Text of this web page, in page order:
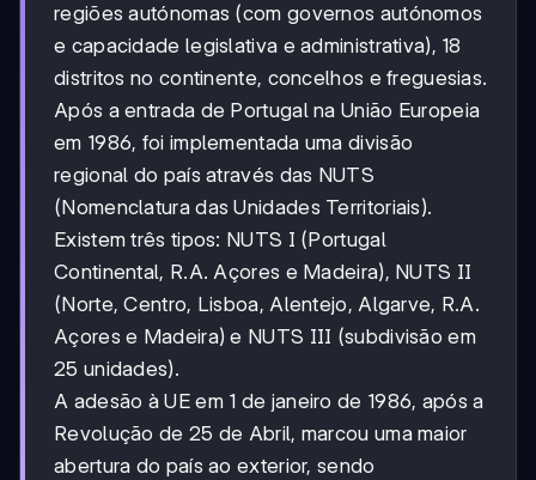
regiões autónomas (com governos autónomos
e capacidade legislativa e administrativa), 18
distritos no continente, concelhos e freguesias.
Após a entrada de Portugal na União Europeia
em 1986, foi implementada uma divisão
regional do país através das NUTS
(Nomenclatura das Unidades Territoriais).
Existem três tipos: NUTS I (Portugal
Continental, R.A. Açores e Madeira), NUTS II
(Norte, Centro, Lisboa, Alentejo, Algarve, R.A.
Açores e Madeira) e NUTS III (subdivisão em
25 unidades).
A adesão à UE em 1 de janeiro de 1986, após a
Revolução de 25 de Abril, marcou uma maior
abertura do país ao exterior, sendo